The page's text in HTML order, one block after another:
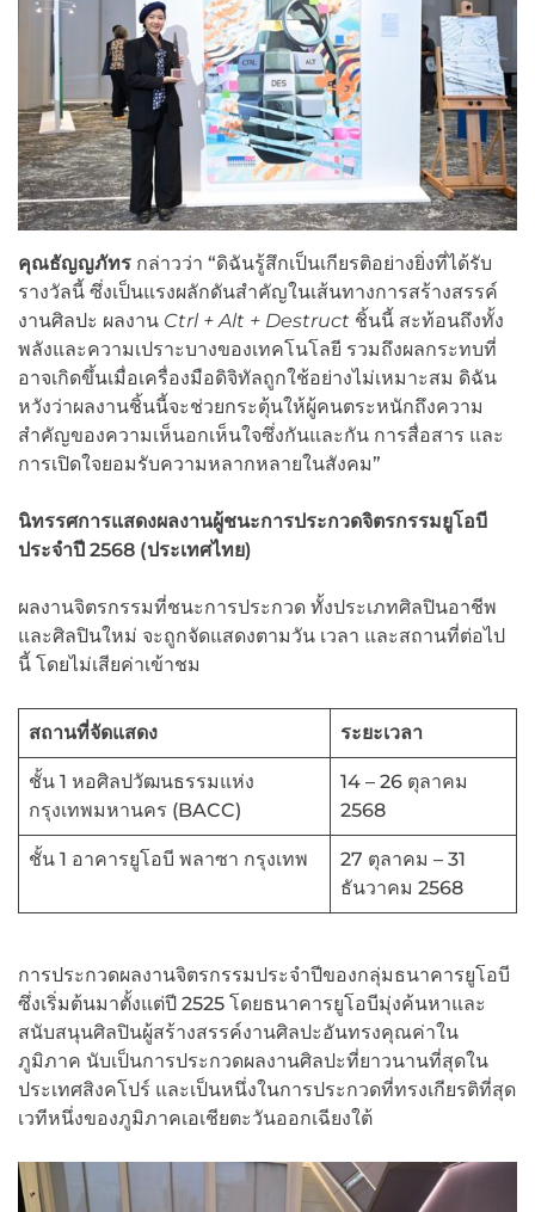
คุณธัญญภัทร กล่าวว่า “ดิฉันรู้สึกเป็นเกียรติอย่างยิ่งที่ได้รับ
รางวัลนี้ ซึ่งเป็นแรงผลักดันสำคัญในเส้นทางการสร้างสรรค์
งานศิลปะ ผลงาน Ctrl + Alt + Destruct ชิ้นนี้ สะท้อนถึงทั้ง
พลังและความเปราะบางของเทคโนโลยี รวมถึงผลกระทบที่
อาจเกิดขึ้นเมื่อเครื่องมือดิจิทัลถูกใช้อย่างไม่เหมาะสม ดิฉัน
หวังว่าผลงานชิ้นนี้จะช่วยกระตุ้นให้ผู้คนตระหนักถึงความ
สำคัญของความเห็นอกเห็นใจซึ่งกันและกัน การสื่อสาร และ
การเปิดใจยอมรับความหลากหลายในสังคม”
นิทรรศการแสดงผลงานผู้ชนะการประกวดจิตรกรรมยูโอบี
ประจำปี 2568 (ประเทศไทย)
ผลงานจิตรกรรมที่ชนะการประกวด ทั้งประเภทศิลปินอาชีพ
และศิลปินใหม่ จะถูกจัดแสดงตามวัน เวลา และสถานที่ต่อไป
นี้ โดยไม่เสียค่าเข้าชม
สถานที่จัดแสดง ระยะเวลา
ชั้น 1 หอศิลปวัฒนธรรมแห่ง
กรุงเทพมหานคร (BACC)
14 – 26 ตุลาคม
2568
ชั้น 1 อาคารยูโอบี พลาซา กรุงเทพ
27 ตุลาคม – 31
ธันวาคม 2568
การประกวดผลงานจิตรกรรมประจำปีของกลุ่มธนาคารยูโอบี
ซึ่งเริ่มต้นมาตั้งแต่ปี 2525 โดยธนาคารยูโอบีมุ่งค้นหาและ
สนับสนุนศิลปินผู้สร้างสรรค์งานศิลปะอันทรงคุณค่าใน
ภูมิภาค นับเป็นการประกวดผลงานศิลปะที่ยาวนานที่สุดใน
ประเทศสิงคโปร์ และเป็นหนึ่งในการประกวดที่ทรงเกียรติที่สุด
เวทีหนึ่งของภูมิภาคเอเชียตะวันออกเฉียงใต้